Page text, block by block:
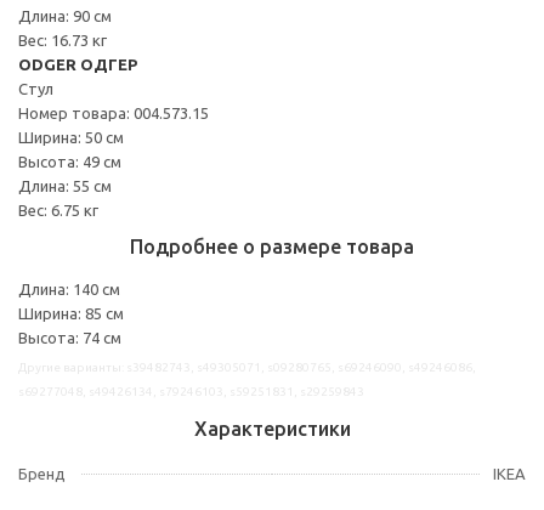
Длина: 90 см
Вес: 16.73 кг
ODGER ОДГЕР
Стул
Номер товара: 004.573.15
Ширина: 50 см
Высота: 49 см
Длина: 55 см
Вес: 6.75 кг
Подробнее о размере товара
Длина: 140 см
Ширина: 85 см
Высота: 74 см
Характеристики
Бренд IKEA